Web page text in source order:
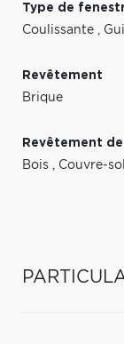
Type de
Coulissante ,
Revêtement
Brique
Revêtement de
Bois , Couvre-